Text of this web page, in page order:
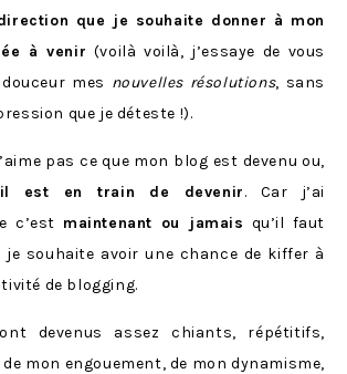
que je souhaite donner à mon
à venir (voilà voilà, j’essaye de vous
mes nouvelles résolutions, sans
que je déteste !).
pas ce que mon blog est devenu ou,
est en train de devenir. Car j’ai
c’est maintenant ou jamais qu’il faut
souhaite avoir une chance de kiffer à
de blogging.
devenus assez chiants, répétitifs,
de mon engouement, de mon dynamisme,